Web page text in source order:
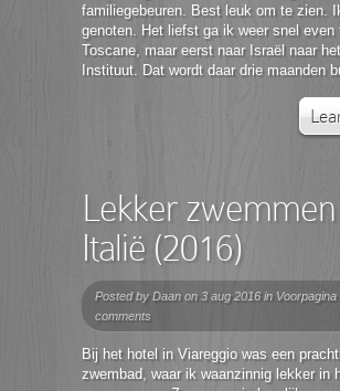
familiegebeuren. Best leuk om te zien.
genoten. Het liefst ga ik weer snel even
Toscane, maar eerst naar Israël naar
Instituut. Dat wordt daar drie maanden
Lekker
Italië (2016)
Posted by Daan on 3 aug 2016 in Voorpagina
comments
Bij het hotel in Viareggio was een
zwembad, waar ik waanzinnig lekker in